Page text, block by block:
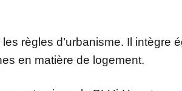
règles d’urbanisme. Il intègre
en matière de logement.